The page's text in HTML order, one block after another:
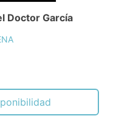
Doctor García